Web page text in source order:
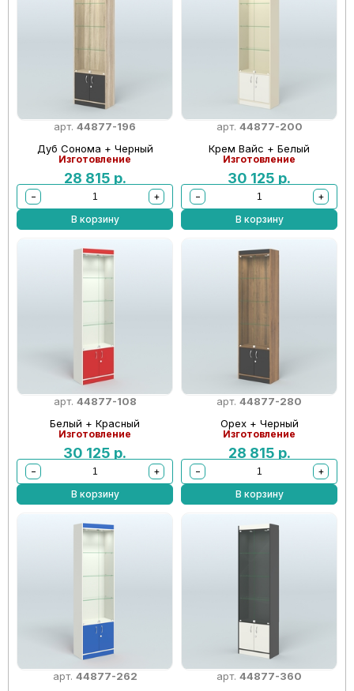
арт. 44877-196
Дуб Сонома + Черный
Изготовление
28 815 р.
−
+
В корзину
арт. 44877-200
Крем Вайс + Белый
Изготовление
30 125 р.
−
+
В корзину
арт. 44877-108
Белый + Красный
Изготовление
30 125 р.
−
+
В корзину
арт. 44877-280
Орех + Черный
Изготовление
28 815 р.
−
+
В корзину
арт. 44877-262
арт. 44877-360